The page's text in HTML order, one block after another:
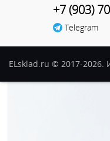
+7 (903)
Telegram
ELsklad.ru © 2017-2026.